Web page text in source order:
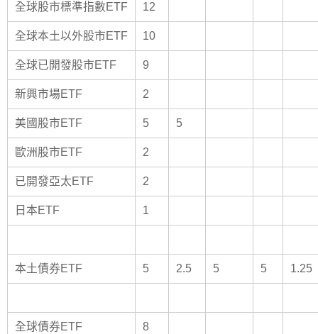
全球股市標準指數ETF 12
全球本土以外股市ETF 10
全球已開發股市ETF 9
新興市場ETF 2
美國股市ETF 5 5
歐洲股市ETF 2
已開發亞太ETF 2
日本ETF 1
本土債券ETF 5 2.5 5 5 1.25
全球債券ETF 8